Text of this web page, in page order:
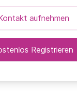
aufnehmen
Registrieren